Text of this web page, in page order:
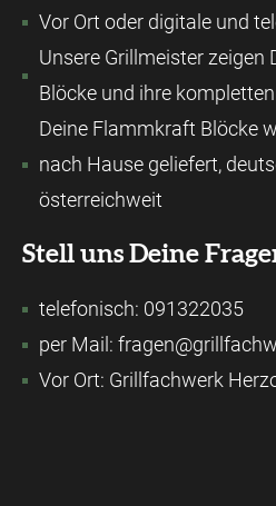
Vor Ort oder digitale und
Unsere Grillmeister zeigen
Blöcke und ihre
Deine Flammkraft Blöcke
nach Hause geliefert,
österreichweit
Stell uns Deine
telefonisch: 091322035
per Mail:
Vor Ort: Grillfachwerk